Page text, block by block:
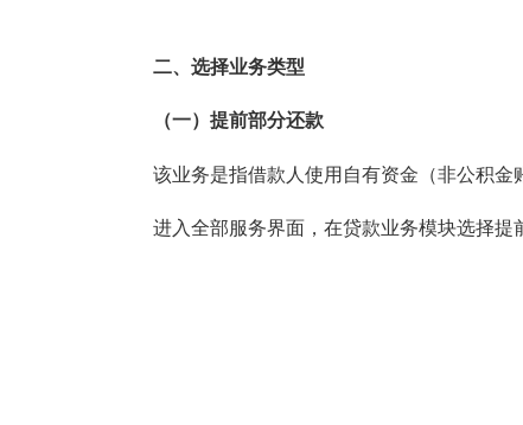
二、选择业务类型
（一）提前部分还款
该业务是指借款人使用自有资金（非公积金
进入全部服务界面，在贷款业务模块选择提